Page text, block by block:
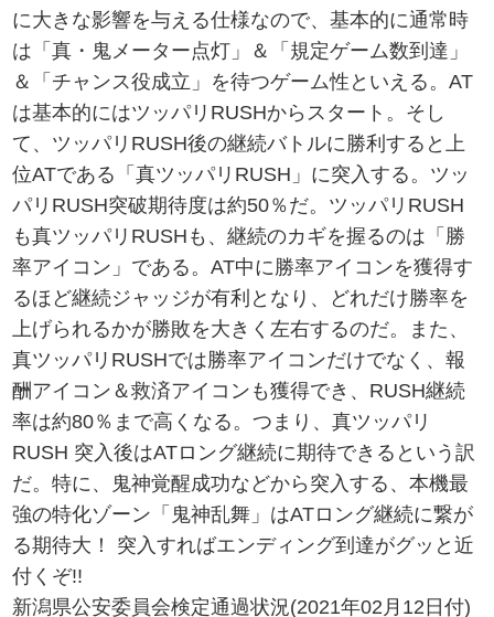
に大きな影響を与える仕様なので、基本的に通常時
は「真・鬼メーター点灯」＆「規定ゲーム数到達」
＆「チャンス役成立」を待つゲーム性といえる。AT
は基本的にはツッパリRUSHからスタート。そし
て、ツッパリRUSH後の継続バトルに勝利すると上
位ATである「真ツッパリRUSH」に突入する。ツッ
パリRUSH突破期待度は約50％だ。ツッパリRUSH
も真ツッパリRUSHも、継続のカギを握るのは「勝
率アイコン」である。AT中に勝率アイコンを獲得す
るほど継続ジャッジが有利となり、どれだけ勝率を
上げられるかが勝敗を大きく左右するのだ。また、
真ツッパリRUSHでは勝率アイコンだけでなく、報
酬アイコン＆救済アイコンも獲得でき、RUSH継続
率は約80％まで高くなる。つまり、真ツッパリ
RUSH 突入後はATロング継続に期待できるという訳
だ。特に、鬼神覚醒成功などから突入する、本機最
強の特化ゾーン「鬼神乱舞」はATロング継続に繋が
る期待大！ 突入すればエンディング到達がグッと近
付くぞ!!
新潟県公安委員会検定通過状況(2021年02月12日付)